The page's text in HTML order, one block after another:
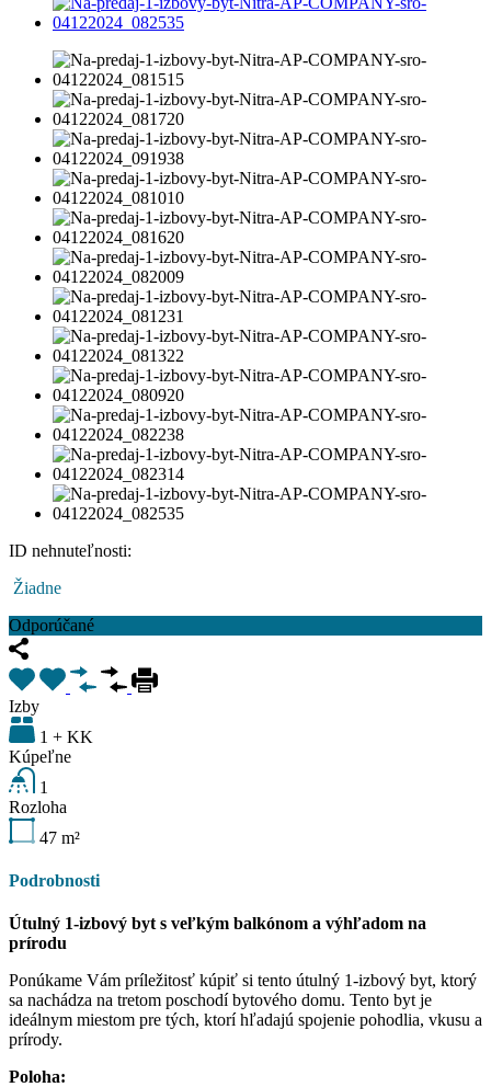
ID nehnuteľnosti:
Žiadne
Odporúčané
Izby
1 + KK
Kúpeľne
1
Rozloha
47 m²
Podrobnosti
Útulný 1-izbový byt s veľkým balkónom a výhľadom na
prírodu
Ponúkame Vám príležitosť kúpiť si tento útulný 1-izbový byt, ktorý
sa nachádza na tretom poschodí bytového domu. Tento byt je
ideálnym miestom pre tých, ktorí hľadajú spojenie pohodlia, vkusu a
prírody.
Poloha: